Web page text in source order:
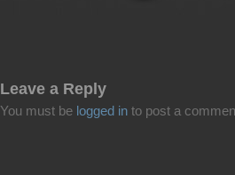
Leave a Reply
You must be logged in to post a